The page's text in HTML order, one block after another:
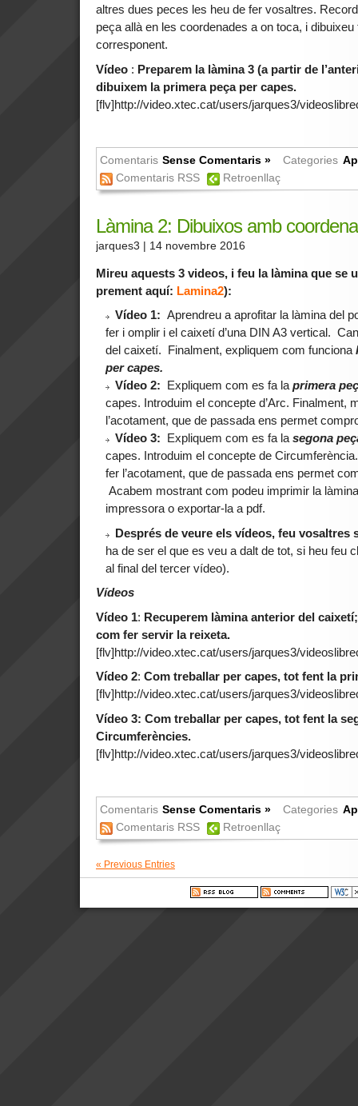
altres dues peces les heu de fer vosaltres.
peça allà en les coordenades a on toca, i
corresponent.
Vídeo : Preparem la làmina 3 (a partir de
dibuixem la primera peça per capes.
[flv]http://video.xtec.cat/users/jarques3/
Comentaris Sense Comentaris » Categories
Comentaris RSS
Retroenllaç
Làmina 2: Dibuixos amb
jarques3 | 14 novembre 2016
Mireu aquests 3 videos, i feu la làmina que se
prement aquí: Lamina2):
Vídeo 1: Aprendreu a aprofitar la làmina del
fer i omplir i el caixetí d’una DIN A3 vertical.
del caixetí. Finalment, expliquem com funciona
per capes.
Vídeo 2: Expliquem com es fa laprimera
capes. Introduim el concepte d’Arc. Finalment,
l’acotament, que de passada ens permet
Vídeo 3: Expliquem com es fa la segona
capes. Introduim el concepte de
fer l’acotament, que de passada ens permet
Acabem mostrant com podeu imprimir la
impressora o exportar-la a pdf.
Després de veure els vídeos, feu vosaltres
ha de ser el que es veu a dalt de tot, si heu feu
al final del tercer vídeo).
Vídeos
Vídeo 1: Recuperem làmina anterior del
com fer servir la reixeta.
[flv]http://video.xtec.cat/users/jarques3/
Vídeo 2: Com treballar per capes, tot fent la
[flv]http://video.xtec.cat/users/jarques3/
Vídeo 3: Com treballar per capes, tot fent la
Circumferències.
[flv]http://video.xtec.cat/users/jarques3/
Comentaris Sense Comentaris » Categories
Comentaris RSS
Retroenllaç
« Previous Entries